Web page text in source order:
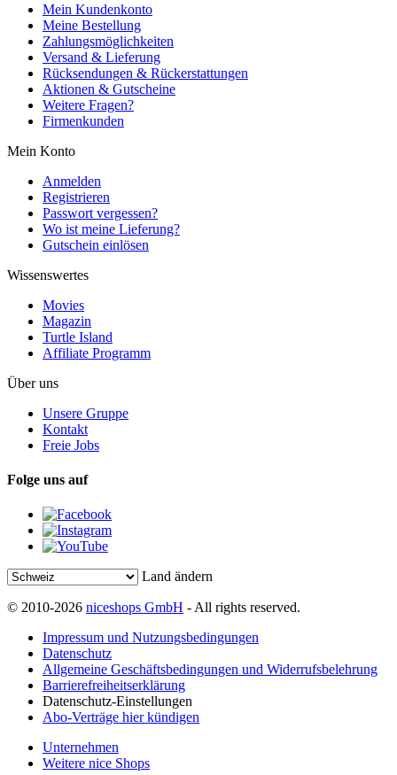
Mein Kundenkonto
Meine Bestellung
Zahlungsmöglichkeiten
Versand & Lieferung
Rücksendungen & Rückerstattungen
Aktionen & Gutscheine
Weitere Fragen?
Firmenkunden
Mein Konto
Anmelden
Registrieren
Passwort vergessen?
Wo ist meine Lieferung?
Gutschein einlösen
Wissenswertes
Movies
Magazin
Turtle Island
Affiliate Programm
Über uns
Unsere Gruppe
Kontakt
Freie Jobs
Folge uns auf
Land ändern
© 2010-2026 niceshops GmbH - All rights reserved.
Impressum und Nutzungsbedingungen
Datenschutz
Allgemeine Geschäftsbedingungen und Widerrufsbelehrung
Barrierefreiheitserklärung
Datenschutz-Einstellungen
Abo-Verträge hier kündigen
Unternehmen
Weitere nice Shops